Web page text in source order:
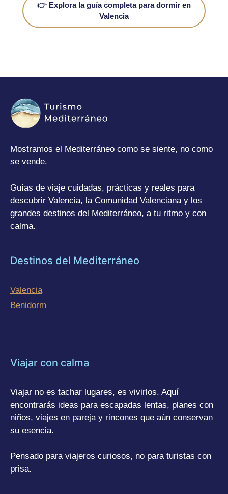
👉 Explora la guía completa para dormir en
Valencia
Mostramos el Mediterráneo como se siente, no como
se vende.
Guías de viaje cuidadas, prácticas y reales para
descubrir Valencia, la Comunidad Valenciana y los
grandes destinos del Mediterráneo, a tu ritmo y con
calma.
Destinos del Mediterráneo
Valencia
Benidorm
Viajar con calma
Viajar no es tachar lugares, es vivirlos. Aquí
encontrarás ideas para escapadas lentas, planes con
niños, viajes en pareja y rincones que aún conservan
su esencia.
Pensado para viajeros curiosos, no para turistas con
prisa.